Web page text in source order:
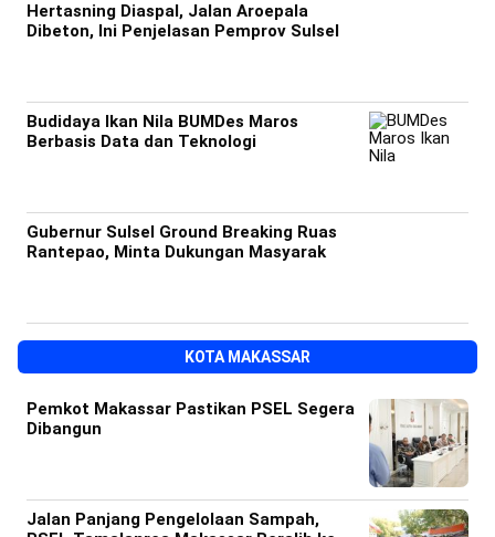
Hertasning Diaspal, Jalan Aroepala
Dibeton, Ini Penjelasan Pemprov Sulsel
Budidaya Ikan Nila BUMDes Maros
Berbasis Data dan Teknologi
Gubernur Sulsel Ground Breaking Ruas
Rantepao, Minta Dukungan Masyarak
KOTA MAKASSAR
Pemkot Makassar Pastikan PSEL Segera
Dibangun
Jalan Panjang Pengelolaan Sampah,